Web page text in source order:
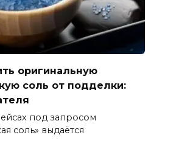
оригинальную
соль от подделки:
под запросом
соль» выдаётся